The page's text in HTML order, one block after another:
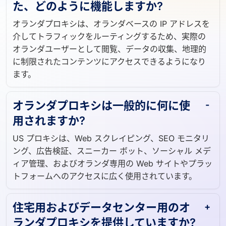
オランダプロキシとは何ですか?ま
た、どのように機能しますか?
オランダプロキシは、オランダベースの IP アドレスを
介してトラフィックをルーティングするため、実際の
オランダユーザーとして閲覧、データの収集、地理的
に制限されたコンテンツにアクセスできるようになり
オランダプロキシは一般的に何に使
用されますか?
US プロキシは、Web スクレイピング、SEO モニタリ
ング、広告検証、スニーカー ボット、ソーシャル メデ
ィア管理、およびオランダ専用の Web サイトやプラッ
住宅用およびデータセンター用のオ